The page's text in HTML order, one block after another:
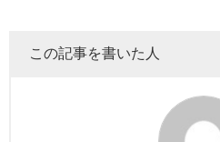
この記事を書いた人